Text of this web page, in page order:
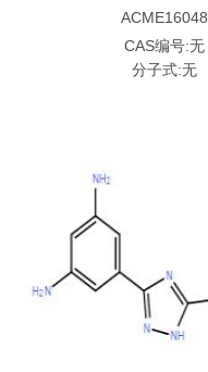
ACME16048
CAS编号:无
分子式:无